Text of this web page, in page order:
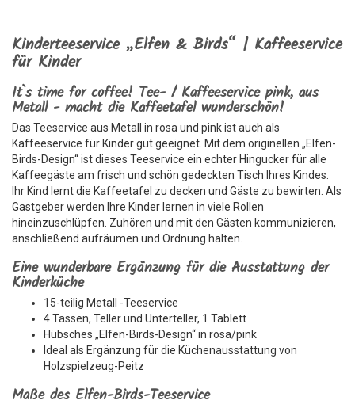
Kinderteeservice „Elfen & Birds“ | Kaffeeservice
für Kinder
It`s time for coffee! Tee- / Kaffeeservice pink, aus
Metall - macht die Kaffeetafel wunderschön!
Das Teeservice aus Metall in rosa und pink ist auch als
Kaffeeservice für Kinder gut geeignet. Mit dem originellen „Elfen-
Birds-Design“ ist dieses Teeservice ein echter Hingucker für alle
Kaffeegäste am frisch und schön gedeckten Tisch Ihres Kindes.
Ihr Kind lernt die Kaffeetafel zu decken und Gäste zu bewirten. Als
Gastgeber werden Ihre Kinder lernen in viele Rollen
hineinzuschlüpfen. Zuhören und mit den Gästen kommunizieren,
anschließend aufräumen und Ordnung halten.
Eine wunderbare Ergänzung für die Ausstattung der
Kinderküche
15-teilig Metall -Teeservice
4 Tassen, Teller und Unterteller, 1 Tablett
Hübsches „Elfen-Birds-Design“ in rosa/pink
Ideal als Ergänzung für die Küchenausstattung von
Holzspielzeug-Peitz
Maße des Elfen-Birds-Teeservice